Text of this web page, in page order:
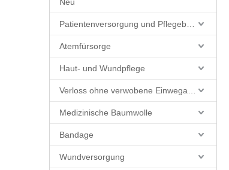
Atemfürsorge
Haut- und Wundpflege
Medizinische Baumwolle
Bandage
Wundversorgung